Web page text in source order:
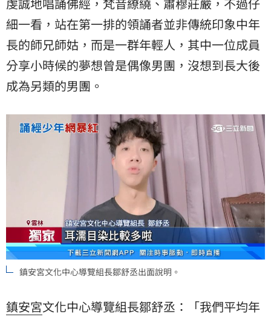
細一看，站在第一排的領誦者並非傳統印象中年
長的師兄師姑，而是一群年輕人，其中一位成員
分享小時候的夢想曾是偶像男團，沒想到長大後
成為另類的男團。
鎮安宮文化中心導覽組長鄒舒丞出面說明。
鎮安宮文化中心導覽組長鄒舒丞：「我們平均年